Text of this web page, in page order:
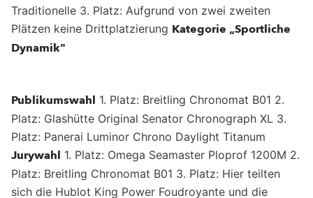
Traditionelle 3. Platz: Aufgrund von zwei zweiten
Plätzen keine Drittplatzierung Kategorie „Sportliche
Dynamik"
Publikumswahl 1. Platz: Breitling Chronomat B01 2.
Platz: Glashütte Original Senator Chronograph XL 3.
Platz: Panerai Luminor Chrono Daylight Titanum
Jurywahl 1. Platz: Omega Seamaster Ploprof 1200M 2.
Platz: Breitling Chronomat B01 3. Platz: Hier teilten
sich die Hublot King Power Foudroyante und die